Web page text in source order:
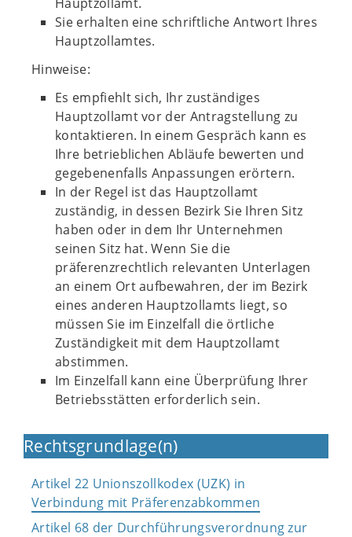
Sie erhalten eine schriftliche Antwort Ihres
Hauptzollamtes.
Hinweise:
Es empfiehlt sich, Ihr zuständiges
Hauptzollamt vor der Antragstellung zu
kontaktieren. In einem Gespräch kann es
Ihre betrieblichen Abläufe bewerten und
gegebenenfalls Anpassungen erörtern.
In der Regel ist das Hauptzollamt
zuständig, in dessen Bezirk Sie Ihren Sitz
haben oder in dem Ihr Unternehmen
seinen Sitz hat. Wenn Sie die
präferenzrechtlich relevanten Unterlagen
an einem Ort aufbewahren, der im Bezirk
eines anderen Hauptzollamts liegt, so
müssen Sie im Einzelfall die örtliche
Zuständigkeit mit dem Hauptzollamt
abstimmen.
Im Einzelfall kann eine Überprüfung Ihrer
Betriebsstätten erforderlich sein.
Rechtsgrundlage(n)
Artikel 22 Unionszollkodex (UZK) in
Verbindung mit Präferenzabkommen
Artikel 68 der Durchführungsverordnung zur